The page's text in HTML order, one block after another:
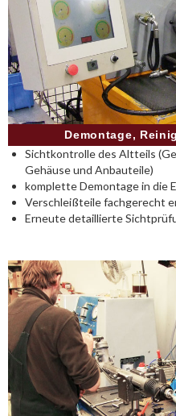
Demontage,
Sichtkontrolle des Altteils
Gehäuse und Anbauteile)
komplette Demontage in die
Verschleißteile fachgerecht
Erneute detaillierte